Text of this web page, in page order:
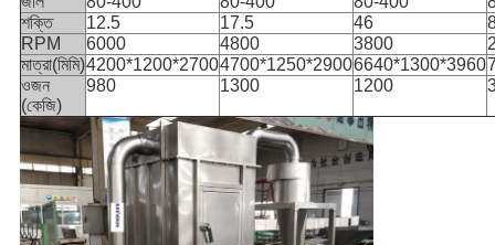
শক্তি
12.5 17.5 46
RPM
6000 4800 3800
মাত্রা(মিমি)4200*1200*27004700*1250*29006640*1300*3960
ওজন
(কেজি)
980 1300 1200